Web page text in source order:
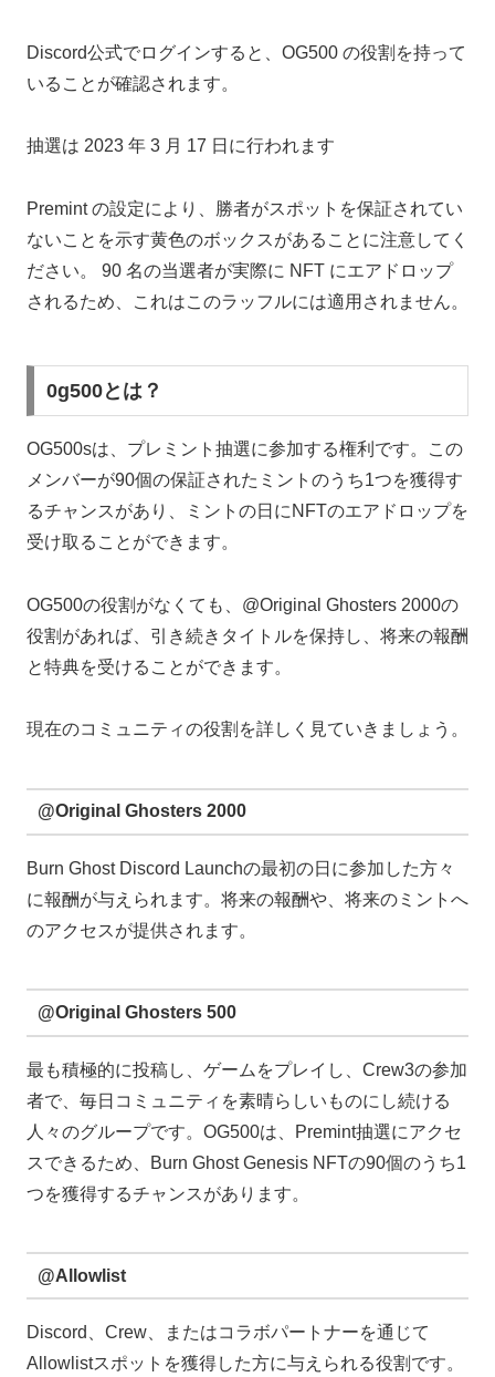
Discord公式でログインすると、OG500 の役割を持って
いることが確認されます。
抽選は 2023 年 3 月 17 日に行われます
Premint の設定により、勝者がスポットを保証されてい
ないことを示す黄色のボックスがあることに注意してく
ださい。 90 名の当選者が実際に NFT にエアドロップ
されるため、これはこのラッフルには適用されません。
0g500とは？
OG500sは、プレミント抽選に参加する権利です。この
メンバーが90個の保証されたミントのうち1つを獲得す
るチャンスがあり、ミントの日にNFTのエアドロップを
受け取ることができます。
OG500の役割がなくても、@Original Ghosters 2000の
役割があれば、引き続きタイトルを保持し、将来の報酬
と特典を受けることができます。
現在のコミュニティの役割を詳しく見ていきましょう。
@Original Ghosters 2000
Burn Ghost Discord Launchの最初の日に参加した方々
に報酬が与えられます。将来の報酬や、将来のミントへ
のアクセスが提供されます。
@Original Ghosters 500
最も積極的に投稿し、ゲームをプレイし、Crew3の参加
者で、毎日コミュニティを素晴らしいものにし続ける
人々のグループです。OG500は、Premint抽選にアクセ
スできるため、Burn Ghost Genesis NFTの90個のうち1
つを獲得するチャンスがあります。
@Allowlist
Discord、Crew、またはコラボパートナーを通じて
Allowlistスポットを獲得した方に与えられる役割です。